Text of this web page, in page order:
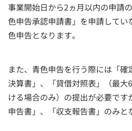
事業開始日から2ヵ月以内の申請
色申告承認申請書」を申請してい
色申告となります。
また、青色申告を行う際には「
決算書」、「貸借対照表」（最大
ける場合のみ）の提出が必要で
申告書」、「収支報告書」のみと